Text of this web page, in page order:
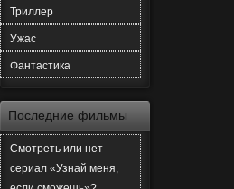
Триллер
Ужас
Фантастика
Последние фильмы
Смотреть или нет
сериал «Узнай меня,